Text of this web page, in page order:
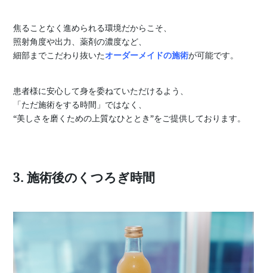
焦ることなく進められる環境だからこそ、
照射角度や出力、薬剤の濃度など、
細部までこだわり抜いたオーダーメイドの施術が可能です。
患者様に安心して身を委ねていただけるよう、
「ただ施術をする時間」ではなく、
“美しさを磨くための上質なひととき”をご提供しております。
3. 施術後のくつろぎ時間